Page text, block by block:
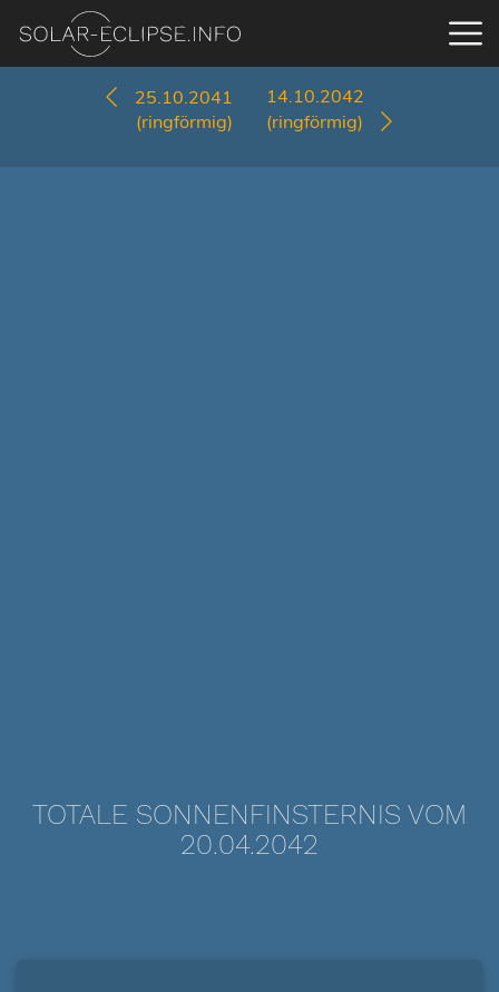
25.10.2041
(ringförmig)
14.10.2042
(ringförmig)
TOTALE SONNENFINSTERNIS VOM
20.04.2042